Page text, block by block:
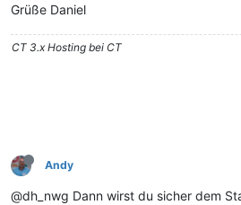
Grüße Daniel
CT 3.x Hosting bei CT
Andy
@dh_nwg Dann wirst du sicher dem